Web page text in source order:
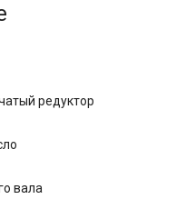
редуктор
вала